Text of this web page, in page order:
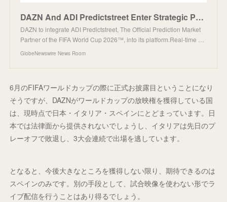
DAZN And ADI Predictstreet Enter Strategic Partnership to Elevate Fan Engagement Across the FIFA Wor
DAZN to integrate ADI Predictstreet, The Official Prediction Market
Partner of the FIFA World Cup 2026™, into its platform.Real-time …
GlobeNewswire News Room
6月のFIFAワールドカップの際に正式お披露目ということになり
そうですが、DAZNがワールドカップの放映権を獲得している国
は、現時点で日本・イタリア・スペインにとどまっています。日
本では法律面から提供されないでしょうし、イタリアは先日のプ
レーオフで敗退し、3大会連続で出場を逃しています。
となると、今後大きなところを獲得しない限り、期待できるのは
スペインのみです。別の手段として、試合映像を使わない形でラ
イブ配信を行うことはあり得るでしょう。